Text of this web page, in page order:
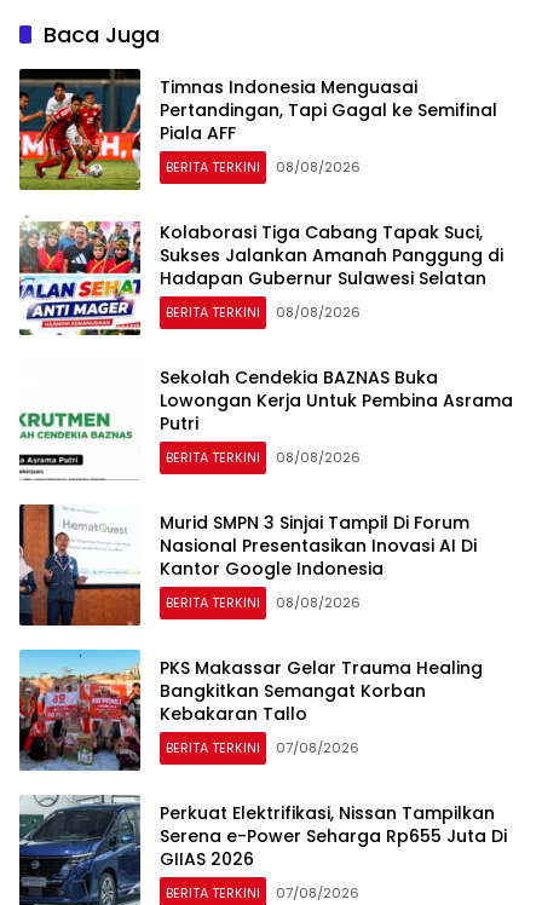
Baca Juga
Timnas Indonesia Menguasai
Pertandingan, Tapi Gagal ke Semifinal
Piala AFF
BERITA TERKINI 08/08/2026
Kolaborasi Tiga Cabang Tapak Suci,
Sukses Jalankan Amanah Panggung di
Hadapan Gubernur Sulawesi Selatan
BERITA TERKINI 08/08/2026
Sekolah Cendekia BAZNAS Buka
Lowongan Kerja Untuk Pembina Asrama
Putri
BERITA TERKINI 08/08/2026
Murid SMPN 3 Sinjai Tampil Di Forum
Nasional Presentasikan Inovasi AI Di
Kantor Google Indonesia
BERITA TERKINI 08/08/2026
PKS Makassar Gelar Trauma Healing
Bangkitkan Semangat Korban
Kebakaran Tallo
BERITA TERKINI 07/08/2026
Perkuat Elektrifikasi, Nissan Tampilkan
Serena e-Power Seharga Rp655 Juta Di
GIIAS 2026
BERITA TERKINI 07/08/2026